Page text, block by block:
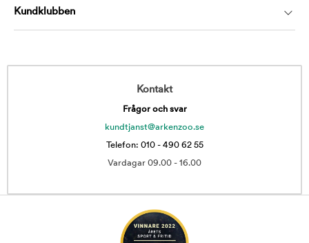
Kundklubben
Kontakt
Frågor och svar
kundtjanst@arkenzoo.se
Telefon: 010 - 490 62 55
Vardagar 09.00 - 16.00